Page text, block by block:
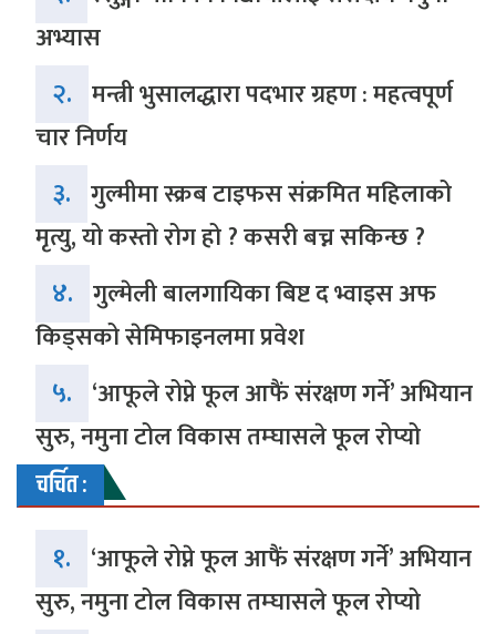
अभ्यास
२. मन्त्री भुसालद्धारा पदभार ग्रहण : महत्वपूर्ण
चार निर्णय
३. गुल्मीमा स्क्रब टाइफस संक्रमित महिलाको
मृत्यु, यो कस्तो रोग हो ? कसरी बच्न सकिन्छ ?
४. गुल्मेली बालगायिका बिष्ट द भ्वाइस अफ
किड्सको सेमिफाइनलमा प्रवेश
५. ‘आफूले रोप्ने फूल आफैं संरक्षण गर्ने’ अभियान
सुरु, नमुना टोल विकास तम्घासले फूल रोप्यो
चर्चित :
१. ‘आफूले रोप्ने फूल आफैं संरक्षण गर्ने’ अभियान
सुरु, नमुना टोल विकास तम्घासले फूल रोप्यो